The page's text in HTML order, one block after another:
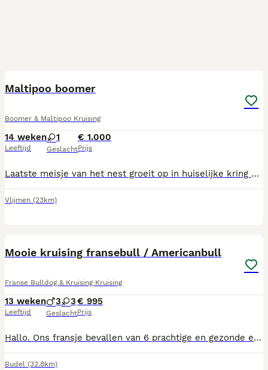
Maltipoo boomer
Boomer & Maltipoo Kruising
14 weken
Leeftijd
1
Geslacht
€ 1.000
Prijs
Laatste meisje van het nest groeit op in huiselijke kring met kinderen en andere honden. Is al zo goed als zindwlijk. Is een speels en vrolijk meisje en houd erg. VAn knuffelen Mocht er een klik zijn mag ze gelijk mee naar haar nieuwe baasje
Vlijmen (23km)
Mooie kruising fransebull / Americanbull
Franse Bulldog & Kruising Kruising
13 weken
Leeftijd
3 3
Geslacht
€ 995
Prijs
Hallo. Ons fransje bevallen van 6 prachtige en gezonde en hele mooie pups . Ze zijn geboren op 06-05-26. Ze zijn nu dus 6 weken oud 3x reutjes 3x teefjes Ze mogen het nest verlaten 1ste week van juli. De pups zijn met 2/4/6 weken netjes ontwormt en met 8 weken nog een keer. Ze krijgen deze week hun vaccinatie,s en chip Europees paspoort (NL) Vaderhond is een rode Amerikaanse bull Moederhond is een franse bull Bijde honden zijn aanwezig bij de pups Wij wonen in budel ( noord- brabant ) Voor intresse graag een berichtje Groetjes tim verhees
Budel (32.8km)